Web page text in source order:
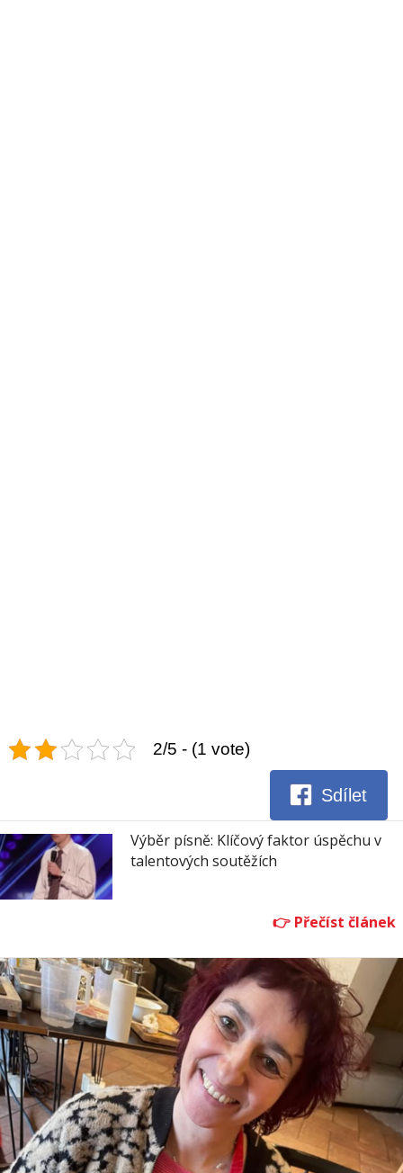
2/5 - (1 vote)
Sdílet
Výběr písně: Klíčový faktor úspěchu v
talentových soutěžích